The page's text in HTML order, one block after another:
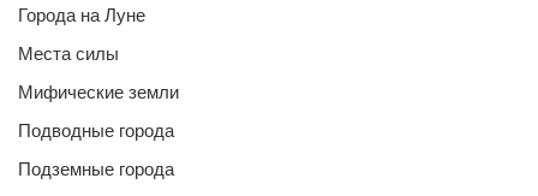
Города на Луне
Места силы
Мифические земли
Подводные города
Подземные города